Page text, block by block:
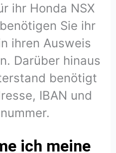
ihr Honda NSX
Sie ihr
ihren Ausweis
Darüber hinaus
benötigt
IBAN und
ich meine